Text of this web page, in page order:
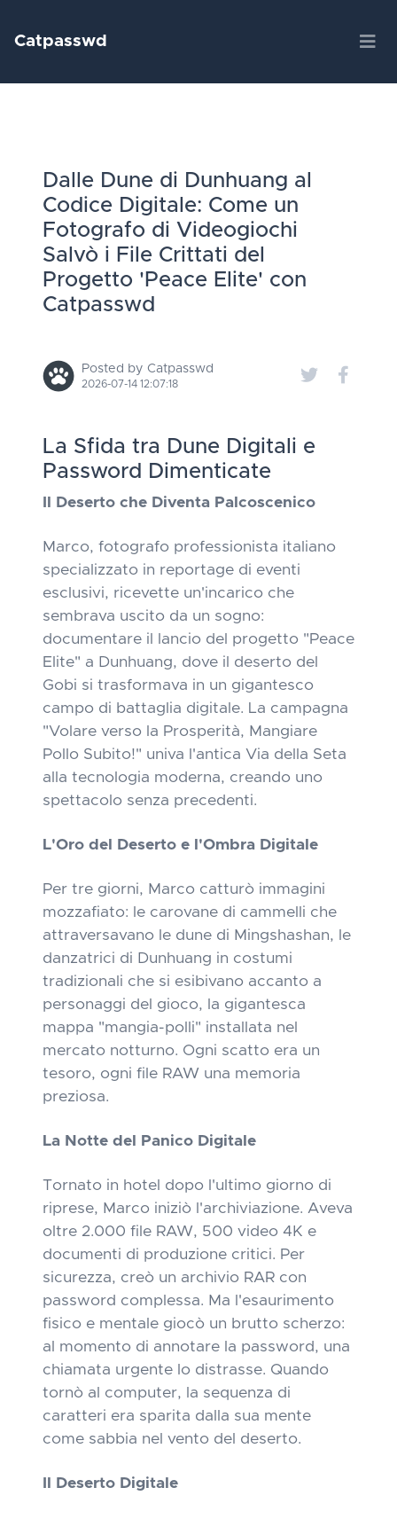
Catpasswd
Dalle Dune di Dunhuang al
Codice Digitale: Come un
Fotografo di Videogiochi
Salvò i File Crittati del
Progetto 'Peace Elite' con
Catpasswd
Posted by Catpasswd
2026-07-14 12:07:18
La Sfida tra Dune Digitali e
Password Dimenticate
Il Deserto che Diventa Palcoscenico
Marco, fotografo professionista italiano
specializzato in reportage di eventi
esclusivi, ricevette un'incarico che
sembrava uscito da un sogno:
documentare il lancio del progetto "Peace
Elite" a Dunhuang, dove il deserto del
Gobi si trasformava in un gigantesco
campo di battaglia digitale. La campagna
"Volare verso la Prosperità, Mangiare
Pollo Subito!" univa l'antica Via della Seta
alla tecnologia moderna, creando uno
spettacolo senza precedenti.
L'Oro del Deserto e l'Ombra Digitale
Per tre giorni, Marco catturò immagini
mozzafiato: le carovane di cammelli che
attraversavano le dune di Mingshashan, le
danzatrici di Dunhuang in costumi
tradizionali che si esibivano accanto a
personaggi del gioco, la gigantesca
mappa "mangia-polli" installata nel
mercato notturno. Ogni scatto era un
tesoro, ogni file RAW una memoria
preziosa.
La Notte del Panico Digitale
Tornato in hotel dopo l'ultimo giorno di
riprese, Marco iniziò l'archiviazione. Aveva
oltre 2.000 file RAW, 500 video 4K e
documenti di produzione critici. Per
sicurezza, creò un archivio RAR con
password complessa. Ma l'esaurimento
fisico e mentale giocò un brutto scherzo:
al momento di annotare la password, una
chiamata urgente lo distrasse. Quando
tornò al computer, la sequenza di
caratteri era sparita dalla sua mente
come sabbia nel vento del deserto.
Il Deserto Digitale